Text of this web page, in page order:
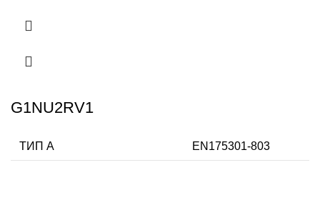
G1NU2RV1
ТИП А EN175301-803